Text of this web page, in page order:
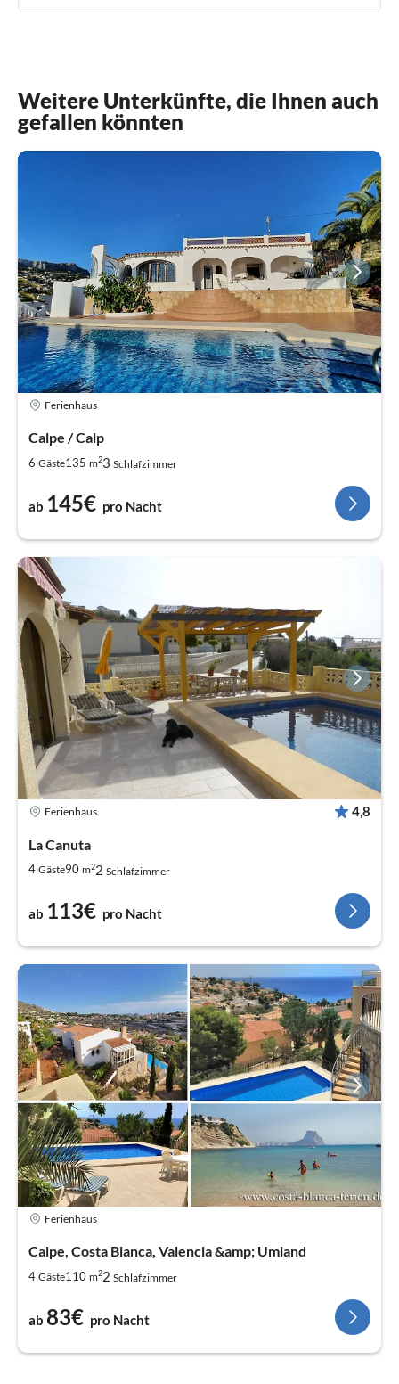
Weitere Unterkünfte, die Ihnen auch
gefallen könnten
Ferienhaus
Calpe / Calp
6 Gäste135 m23 Schlafzimmer
ab 145€ pro Nacht
Ferienhaus 4,8
La Canuta
4 Gäste90 m22 Schlafzimmer
ab 113€ pro Nacht
Ferienhaus
Calpe, Costa Blanca, Valencia &amp; Umland
4 Gäste110 m22 Schlafzimmer
ab 83€ pro Nacht